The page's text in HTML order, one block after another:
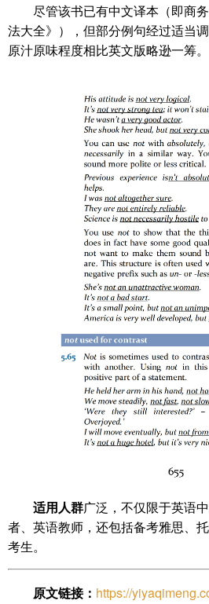
尽管该书已有中文译本（即商
法大全》），但部分例句经过适当
原汁原味程度相比英文版略逊一筹。
适用人群广泛，不仅限于英语
者、英语教师，还包括备考雅思、
考生。
原文链接： https://